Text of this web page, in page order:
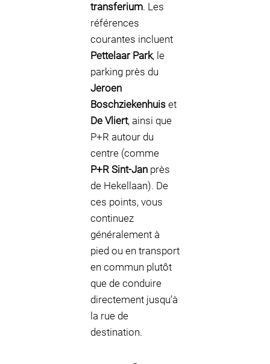
transferium. Les
références
courantes incluent
Pettelaar Park, le
parking près du
Jeroen
Boschziekenhuis et
De Vliert, ainsi que
P+R autour du
centre (comme
P+R Sint-Jan près
de Hekellaan). De
ces points, vous
continuez
généralement à
pied ou en transport
en commun plutôt
que de conduire
directement jusqu’à
la rue de
destination.